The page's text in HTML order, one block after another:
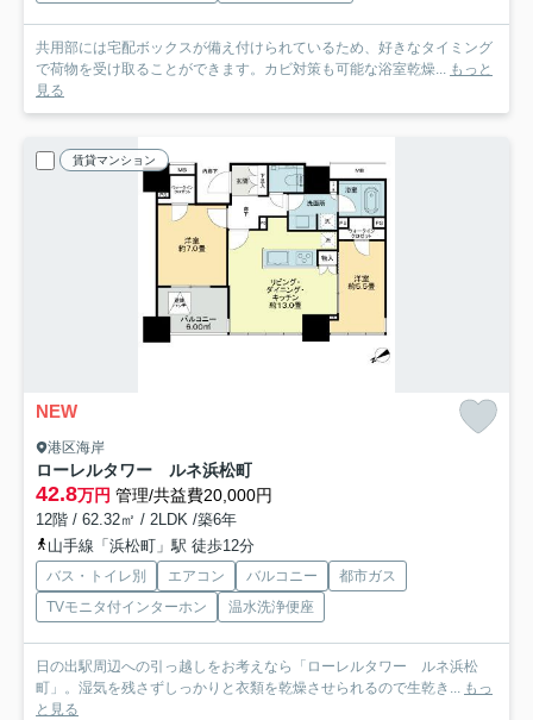
共用部には宅配ボックスが備え付けられているため、好きなタイミング
で荷物を受け取ることができます。カビ対策も可能な浴室乾燥... もっと
見る
賃貸マンション
NEW
港区海岸
ローレルタワー ルネ浜松町
42.8万円 管理/共益費20,000円
12階 / 62.32㎡ / 2LDK /築6年
山手線「浜松町」駅 徒歩12分
バス・トイレ別 エアコン バルコニー
都市ガス
TVモニタ付インターホン
温水洗浄便座
日の出駅周辺への引っ越しをお考えなら「ローレルタワー ルネ浜松
町」。湿気を残さずしっかりと衣類を乾燥させられるので生乾き... もっ
と見る